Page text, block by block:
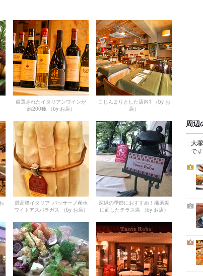
厳選されたイタリアンワインが
約200種
（by お店）
こじんまりとした店内1
（by お
店）
最高峰イタリア･バッサーノ産ホ
ワイトアスパラガス
（by お店）
深緑の季節におすすめ！播磨坂
に面したテラス席
（by お店）
周辺
大
です
1
2
3